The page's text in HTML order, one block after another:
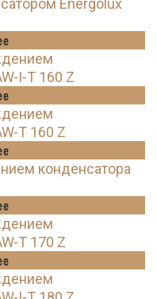
Energolux
I-T 160 Z
T 160 Z
конденсатора
T 170 Z